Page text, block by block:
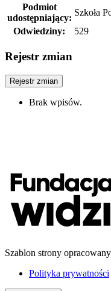
Podmiot
udostępniający:
Szkoła
Odwiedziny:
529
Rejestr zmian
Rejestr zmian
Brak wpisów.
Szablon strony
Polityka prywatności